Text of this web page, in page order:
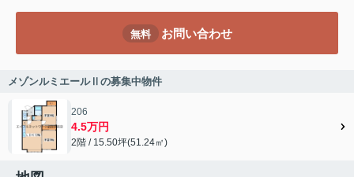
無料 お問い合わせ
メゾンルミエールⅡの募集中物件
206
4.5万円
2階 / 15.50坪(51.24㎡)